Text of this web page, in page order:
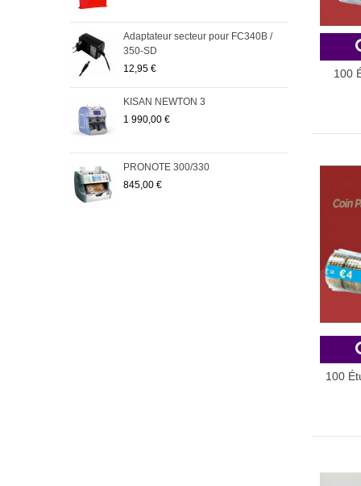
Adaptateur secteur pour FC340B /
350-SD
12,95 €
KISAN NEWTON 3
1 990,00 €
PRONOTE 300/330
845,00 €
100
100